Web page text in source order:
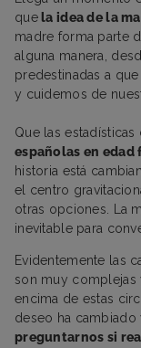
quela idea de la
madre forma parte
alguna manera,
predestinadas a
y cuidemos de
Que las estadísticas
españolas en
historia está
el centro
otras opciones. La
inevitable para
Evidentemente las
son muy complejas
encima de estas
deseo ha
preguntarnos si